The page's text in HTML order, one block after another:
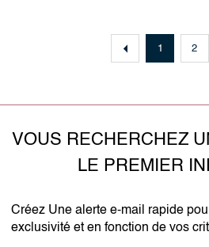
1 2
VOUS RECHERCHEZ
LE PREMIER
Créez Une alerte e-mail rapide
exclusivité et en fonction de vos